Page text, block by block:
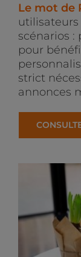
Le mot de
scénarios :
pour
strict
annonces